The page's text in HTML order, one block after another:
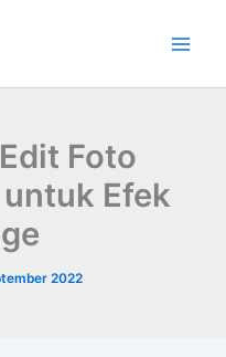
Foto
Efek
2022